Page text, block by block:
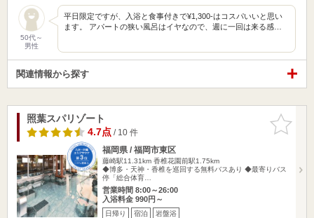
50代～
男性
平日限定ですが、入浴と食事付きで¥1,300-はコスパいいと思い
ます。 アパートの狭い風呂はイヤなので、週に一回は来る感…
関連情報から探す
お気に入
りに追加
照葉スパリゾート
4.7点/ 10 件
福岡県 / 福岡市東区
藤崎駅11.31km 香椎花園前駅1.75km
◆博多・天神・香椎を巡回する無料バスあり ◆最寄りバス
停「総合体育…
営業時間 8:00～26:00
入浴料金 990円～
日帰り 宿泊 岩盤浴